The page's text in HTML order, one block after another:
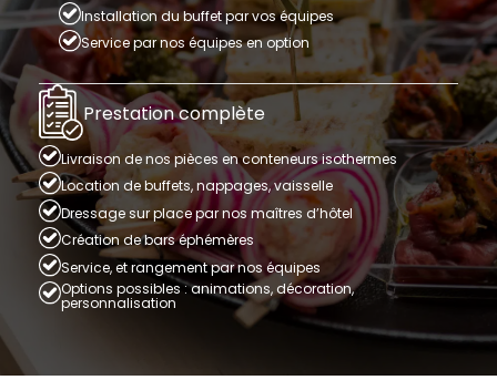
Installation du buffet par vos équipes
Service par nos équipes en option
Prestation complète
Livraison de nos pièces en conteneurs isothermes
Location de buffets, nappages, vaisselle
Dressage sur place par nos maîtres d’hôtel
Création de bars éphémères
Service, et rangement par nos équipes
Options possibles : animations, décoration,
personnalisation